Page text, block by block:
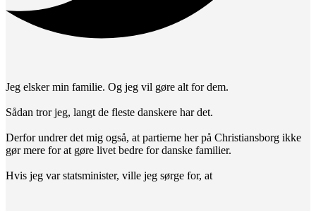
Jeg elsker min familie. Og jeg vil gøre alt for dem.
Sådan tror jeg, langt de fleste danskere har det.
Derfor undrer det mig også, at partierne her på Christiansborg ikke
gør mere for at gøre livet bedre for danske familier.
Hvis jeg var statsminister, ville jeg sørge for, at